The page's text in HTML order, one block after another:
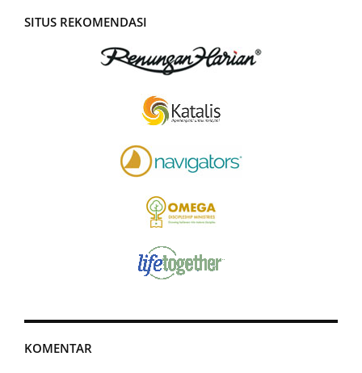
SITUS REKOMENDASI
KOMENTAR